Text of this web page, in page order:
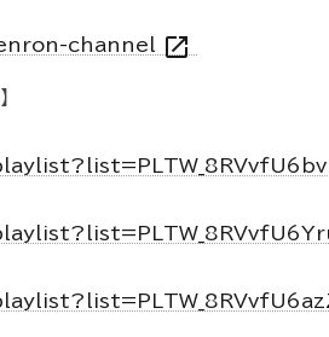
channel
open_in_new